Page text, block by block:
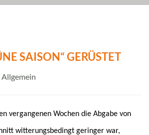
SAISON“ GERÜSTET
Allgemein
vergangenen Wochen die Abgabe von
witterungsbedingt geringer war,